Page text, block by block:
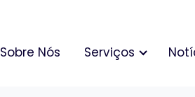
Sobre Nós Serviços